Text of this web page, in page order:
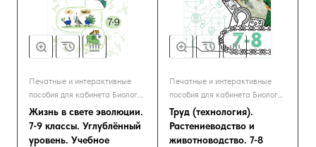
Печатные и интерактивные
пособия для кабинета Биологии
и Экологии
Жизнь в свете эволюции.
7-9 классы. Углублённый
уровень. Учебное
Печатные и интерактивные
пособия для кабинета Биологии
и Экологии
Труд (технология).
Растениеводство и
животноводство. 7-8